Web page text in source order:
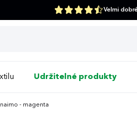
Velmi dobré
Udržitelné produkty
- magenta